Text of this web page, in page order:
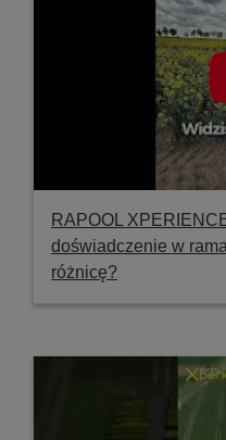
RAPOOL
doświadczenie w
różnicę?